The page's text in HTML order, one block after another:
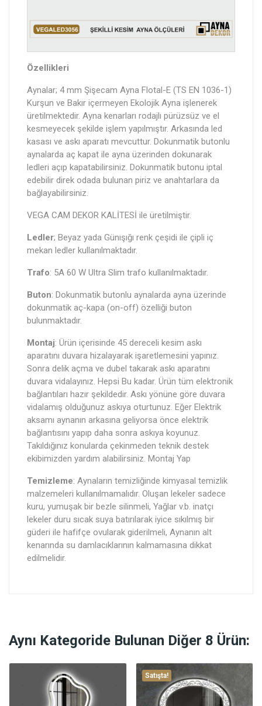
Özellikleri
Aynalar; 4 mm Şişecam Ayna Flotal-E (TS EN 1036-1)
Kurşun ve Bakır içermeyen Ekolojik Ayna işlenerek
üretilmektedir. Ayna kenarları rodajlı pürüzsüz ve el
kesmeyecek şekilde işlem yapılmıştır. Arkasında led
kasası ve askı aparatı mevcuttur. Dokunmatik butonlu
aynalarda aç kapat ile ayna üzerinden dokunarak
ledleri açıp kapatabilirsiniz. Dokunmatik butonu iptal
edebilir direk odada bulunan piriz ve anahtarlara da
bağlayabilirsiniz.
VEGA CAM DEKOR KALİTESİ ile üretilmiştir.
Ledler; Beyaz yada Günışığı renk çeşidi ile çipli iç
mekan ledler kullanılmaktadır.
Trafo: 5A 60 W Ultra Slim trafo kullanılmaktadır.
Buton: Dokunmatik butonlu aynalarda ayna üzerinde
dokunmatik aç-kapa (on-off) özelliği buton
bulunmaktadır.
Montaj: Ürün içerisinde 45 dereceli kesim askı
aparatını duvara hizalayarak işaretlemesini yapınız.
Sonra delik açma ve dubel takarak askı aparatını
duvara vidalayınız. Hepsi Bu kadar. Ürün tüm elektronik
bağlantıları hazır şekildedir. Askı yönüne göre duvara
vidalamış olduğunuz askıya oturtunuz. Eğer Elektrik
aksamı aynanın arkasına geliyorsa önce elektrik
bağlantısını yapıp daha sonra askıya koyunuz.
Takıldığınız konularda çekinmeden teknik destek
ekibimizden yardım alabilirsiniz. Montaj Yap
Temizleme: Aynaların temizliğinde kimyasal temizlik
malzemeleri kullanılmamalıdır. Oluşan lekeler sadece
kuru, yumuşak bir bezle silinmeli, Yağlar v.b. inatçı
lekeler duru sıcak suya batırılarak iyice sıkılmış bir
güderi ile hafifçe ovularak giderilmeli, Aynanın alt
kenarında su damlacıklarının kalmamasına dikkat
edilmelidir.
Aynı Kategoride Bulunan Diğer 8 Ürün:
Satışta!